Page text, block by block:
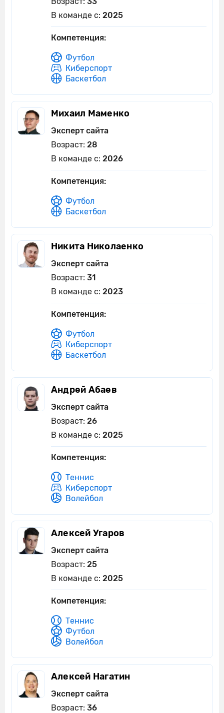
В команде с: 2025
Компетенция:
Футбол
Киберспорт
Баскетбол
Михаил Маменко
Эксперт сайта
Возраст: 28
В команде с: 2026
Компетенция:
Футбол
Баскетбол
Никита Николаенко
Эксперт сайта
Возраст: 31
В команде с: 2023
Компетенция:
Футбол
Киберспорт
Баскетбол
Андрей Абаев
Эксперт сайта
Возраст: 26
В команде с: 2025
Компетенция:
Теннис
Киберспорт
Волейбол
Алексей Угаров
Эксперт сайта
Возраст: 25
В команде с: 2025
Компетенция:
Теннис
Футбол
Волейбол
Алексей Нагатин
Эксперт сайта
Возраст: 36